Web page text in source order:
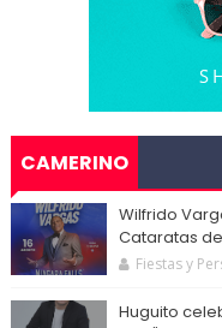
CAMERINO
Wilfrido
Cataratas
Fiestas y
Huguito